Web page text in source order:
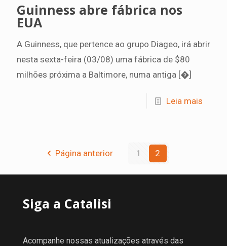
Guinness abre fábrica nos
EUA
A Guinness, que pertence ao grupo Diageo, irá abrir
nesta sexta-feira (03/08) uma fábrica de $80
milhões próxima a Baltimore, numa antiga [�]
Leia mais
Página anterior 1 2
Siga a Catalisi
Acompanhe nossas atualizações através das